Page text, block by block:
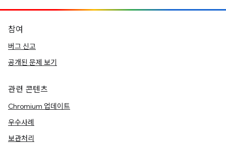
참여
버그 신고
공개된 문제 보기
관련 콘텐츠
Chromium 업데이트
우수사례
보관처리